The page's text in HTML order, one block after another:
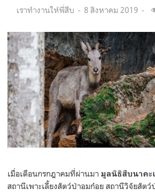
Categories:
เราทำงานให้พี่สืบ
Posted
8 สิงหาคม 2019
เมื่อเดือนกรกฎาคมที่ผ่านมา มูลนิธิสืบนาคะ
สถานีเพาะเลี้ยงสัตว์ป่าอมก๋อย สถานีวิจัยสัตว์